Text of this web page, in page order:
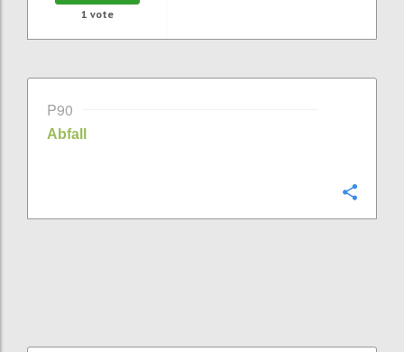
1 vote
P90
Abfall